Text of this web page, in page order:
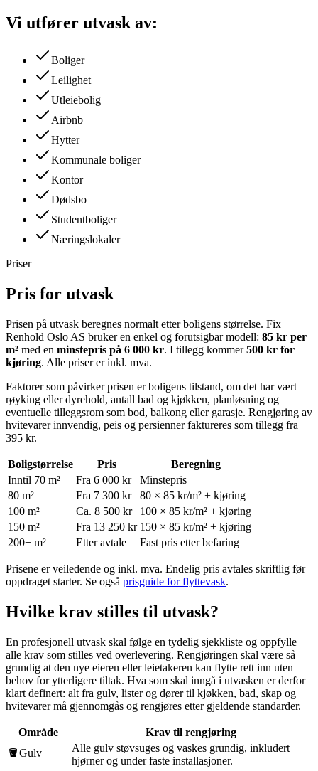
Vi utfører utvask av:
Boliger
Leilighet
Utleiebolig
Airbnb
Hytter
Kommunale boliger
Kontor
Dødsbo
Studentboliger
Næringslokaler
Priser
Pris for utvask
Prisen på utvask beregnes normalt etter boligens størrelse. Fix
Renhold Oslo AS bruker en enkel og forutsigbar modell: 85 kr per
m² med en minstepris på 6 000 kr. I tillegg kommer 500 kr for
kjøring. Alle priser er inkl. mva.
Faktorer som påvirker prisen er boligens tilstand, om det har vært
røyking eller dyrehold, antall bad og kjøkken, planløsning og
eventuelle tilleggsrom som bod, balkong eller garasje. Rengjøring av
hvitevarer innvendig, peis og persienner faktureres som tillegg fra
395 kr.
Boligstørrelse Pris
Beregning
Inntil 70 m²
Fra 6 000 kr
Minstepris
80 m²
Fra 7 300 kr
80 × 85 kr/m² + kjøring
100 m²
Ca. 8 500 kr
100 × 85 kr/m² + kjøring
150 m²
Fra 13 250 kr 150 × 85 kr/m² + kjøring
200+ m²
Etter avtale Fast pris etter befaring
Prisene er veiledende og inkl. mva. Endelig pris avtales skriftlig før
oppdraget starter. Se også prisguide for flyttevask.
Hvilke krav stilles til utvask?
En profesjonell utvask skal følge en tydelig sjekkliste og oppfylle
alle krav som stilles ved overlevering. Rengjøringen skal være så
grundig at den nye eieren eller leietakeren kan flytte rett inn uten
behov for ytterligere tiltak. Hva som skal inngå i utvasken er derfor
klart definert: alt fra gulv, lister og dører til kjøkken, bad, skap og
hvitevarer må gjennomgås og rengjøres etter gjeldende standarder.
Område
Krav til rengjøring
🪣Gulv
Alle gulv støvsuges og vaskes grundig, inkludert
hjørner og under faste installasjoner.